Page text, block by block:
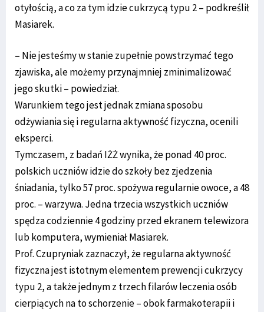
otyłością, a co za tym idzie cukrzycą typu 2 – podkreślił
Masiarek.
– Nie jesteśmy w stanie zupełnie powstrzymać tego
zjawiska, ale możemy przynajmniej zminimalizować
jego skutki – powiedział.
Warunkiem tego jest jednak zmiana sposobu
odżywiania się i regularna aktywność fizyczna, ocenili
eksperci.
Tymczasem, z badań IŻŻ wynika, że ponad 40 proc.
polskich uczniów idzie do szkoły bez zjedzenia
śniadania, tylko 57 proc. spożywa regularnie owoce, a 48
proc. – warzywa. Jedna trzecia wszystkich uczniów
spędza codziennie 4 godziny przed ekranem telewizora
lub komputera, wymieniał Masiarek.
Prof. Czupryniak zaznaczył, że regularna aktywność
fizyczna jest istotnym elementem prewencji cukrzycy
typu 2, a także jednym z trzech filarów leczenia osób
cierpiących na to schorzenie – obok farmakoterapii i